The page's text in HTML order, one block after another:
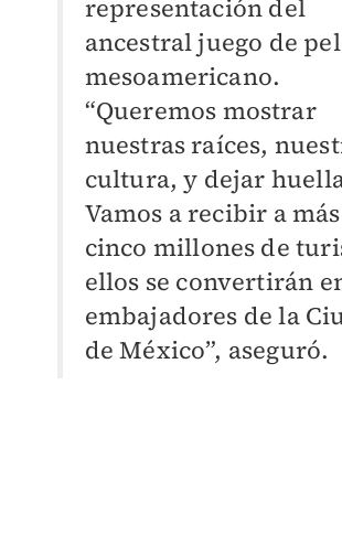
representación del
ancestral juego de
mesoamericano.
“Queremos mostrar
nuestras raíces,
cultura, y dejar
Vamos a recibir a
cinco millones de
ellos se convertirán
embajadores de la
de México”, aseguró.